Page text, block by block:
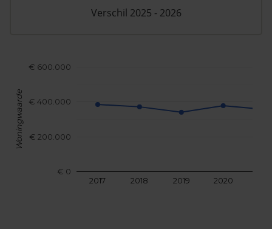
2017 2018 2019 2020
€ 0
€ 200.000
€ 400.000
€ 600.000
Woningwaarde
Verschil 2025 - 2026